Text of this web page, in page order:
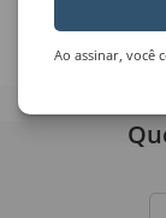
Sem
Ao assinar, você